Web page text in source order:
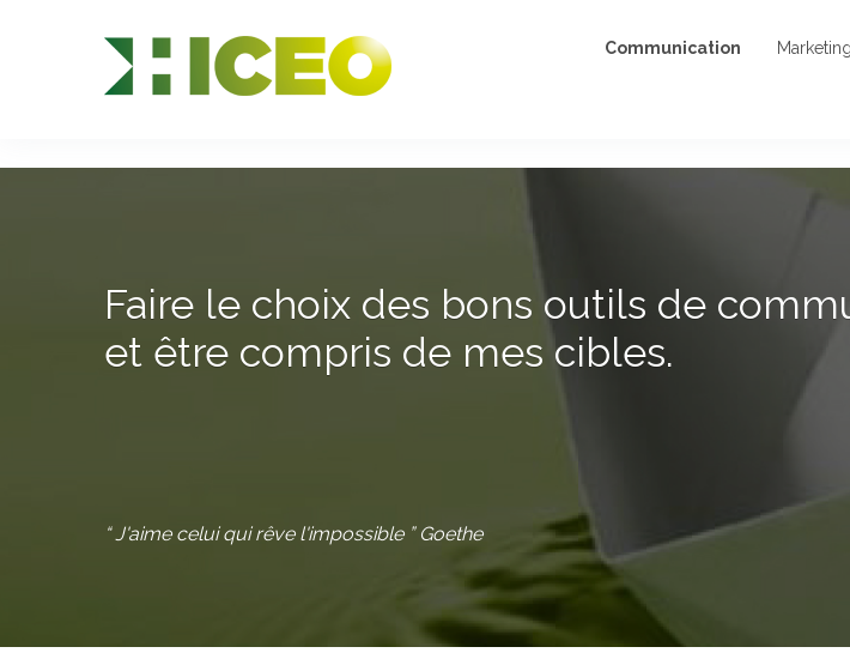
Communication Marketing
Faire le choix des bons outils de
et être compris de mes cibles.
“ J'aime celui qui rêve l'impossible ” Goethe